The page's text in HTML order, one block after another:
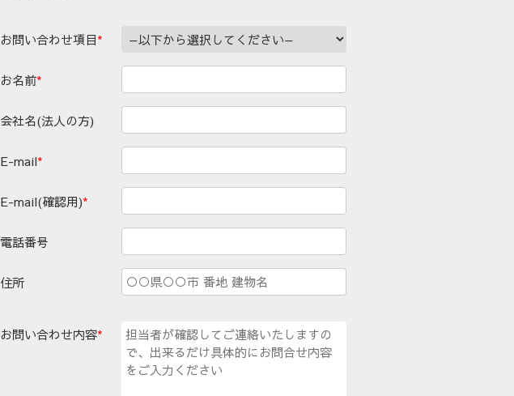
お問い合わせ項目*
お名前*
会社名(法人の方)
E-mail*
E-mail(確認用)*
電話番号
住所
お問い合わせ内容*